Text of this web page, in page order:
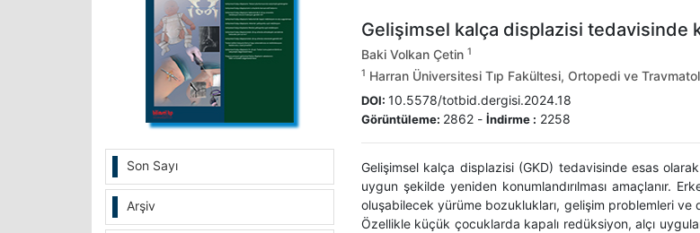
Son Sayı
Arşiv
Gelişimsel kalça displazisi tedavisinde
Baki Volkan Çetin 1
1 Harran Üniversitesi Tıp Fakültesi, Ortopedi ve
DOI: 10.5578/totbid.dergisi.2024.18
Görüntüleme: 2862 - İndirme : 2258
Gelişimsel kalça displazisi (GKD) tedavisinde esas
uygun şekilde yeniden konumlandırılması amaçlanır.
oluşabilecek yürüme bozuklukları, gelişim problemleri ve
Özellikle küçük çocuklarda kapalı redüksiyon, alçı